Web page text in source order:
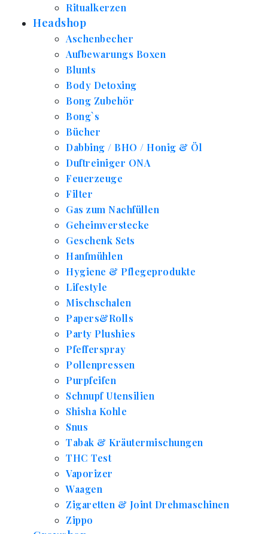
Ritualkerzen
Headshop
Aschenbecher
Aufbewarungs Boxen
Blunts
Body Detoxing
Bong Zubehör
Bong`s
Bücher
Dabbing / BHO / Honig & Öl
Duftreiniger ONA
Feuerzeuge
Filter
Gas zum Nachfüllen
Geheimverstecke
Geschenk Sets
Hanfmühlen
Hygiene & Pflegeprodukte
Lifestyle
Mischschalen
Papers&Rolls
Party Plushies
Pfefferspray
Pollenpressen
Purpfeifen
Schnupf Utensilien
Shisha Kohle
Snus
Tabak & Kräutermischungen
THC Test
Vaporizer
Waagen
Zigaretten & Joint Drehmaschinen
Zippo